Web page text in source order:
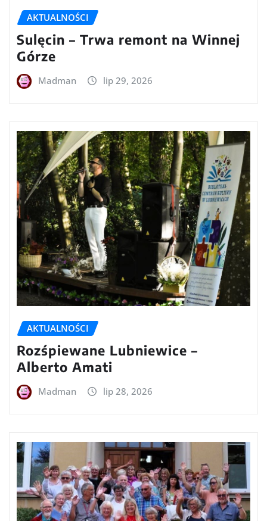
AKTUALNOŚCI
Sulęcin – Trwa remont na Winnej
Górze
Madman lip 29, 2026
AKTUALNOŚCI
Rozśpiewane Lubniewice –
Alberto Amati
Madman lip 28, 2026